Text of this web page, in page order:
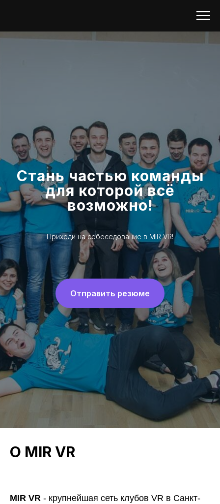
Cтань частью команды
для которой всё
возможно!
Приходи на собеседование в MIR VR!
Отправить резюме
О MIR VR
MIR VR - крупнейшая сеть клубов VR в Санкт-